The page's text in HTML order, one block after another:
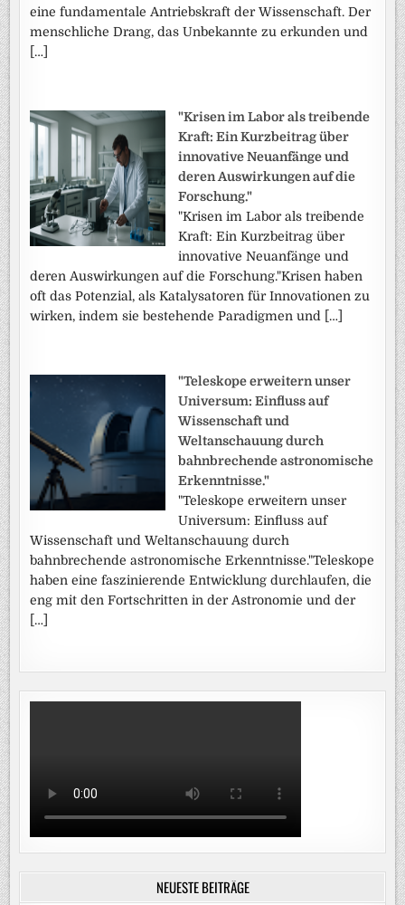
eine fundamentale Antriebskraft der Wissenschaft. Der
menschliche Drang, das Unbekannte zu erkunden und
[…]
"Krisen im Labor als treibende
Kraft: Ein Kurzbeitrag über
innovative Neuanfänge und
deren Auswirkungen auf die
Forschung."
"Krisen im Labor als treibende
Kraft: Ein Kurzbeitrag über
innovative Neuanfänge und
deren Auswirkungen auf die Forschung."Krisen haben
oft das Potenzial, als Katalysatoren für Innovationen zu
wirken, indem sie bestehende Paradigmen und […]
"Teleskope erweitern unser
Universum: Einfluss auf
Wissenschaft und
Weltanschauung durch
bahnbrechende astronomische
Erkenntnisse."
"Teleskope erweitern unser
Universum: Einfluss auf
Wissenschaft und Weltanschauung durch
bahnbrechende astronomische Erkenntnisse."Teleskope
haben eine faszinierende Entwicklung durchlaufen, die
eng mit den Fortschritten in der Astronomie und der
[…]
NEUESTE BEITRÄGE